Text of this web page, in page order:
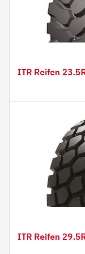
ITR Reifen
ITR Reifen